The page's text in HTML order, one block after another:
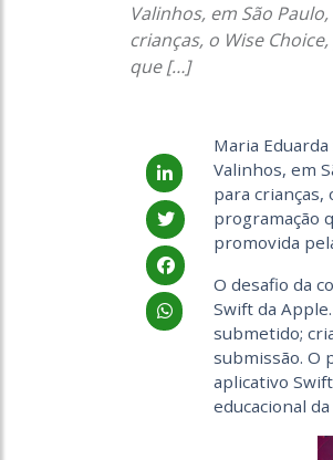
Valinhos, em São
crianças, o Wise
que […]
Maria
Valinhos, em
para crianças,
programação
promovida
O desafio da
Swift da
submetido;
submissão. O
aplicativo
educacional